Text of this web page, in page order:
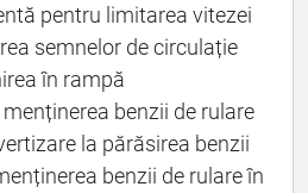
pentru limitarea vitezei
semnelor de circulație
în rampă
benzii de rulare
la părăsirea benzii
benzii de rulare în